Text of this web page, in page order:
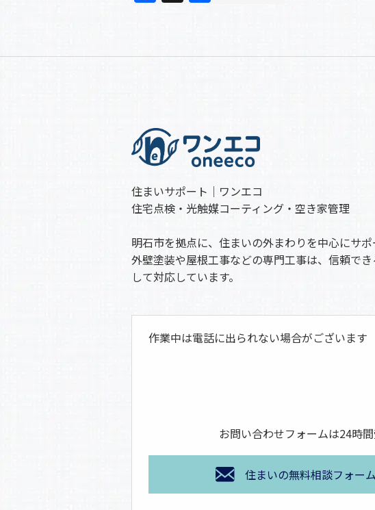
e
o
k
住まいサポート｜ワンエコ
住宅点検・光触媒コーティング・空き家管理
明石市を拠点に、住まいの外まわりを中心にサポ
外壁塗装や屋根工事などの専門工事は、信頼で
して対応しています。
作業中は電話に出られない場合がございます
お問い合わせフォームは24時
住まいの無料相談フォーム